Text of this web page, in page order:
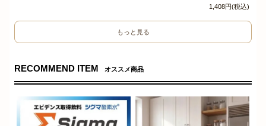
1,408円(税込)
もっと見る
RECOMMEND ITEM オススメ商品